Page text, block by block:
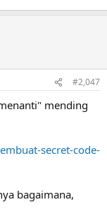
#2,047
mending
secret-code-
bagaimana,